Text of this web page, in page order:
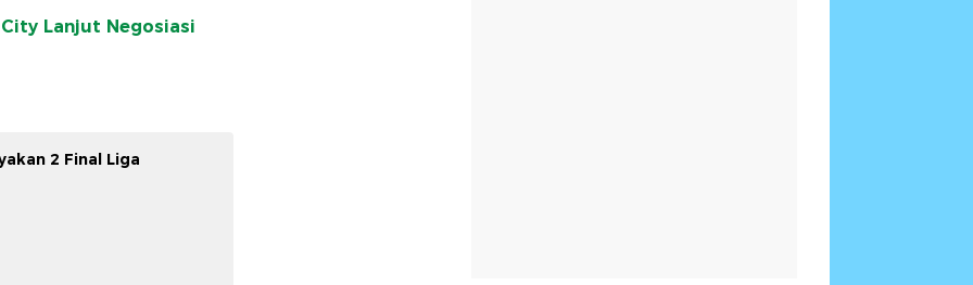
Lanjut Negosiasi
2 Final Liga